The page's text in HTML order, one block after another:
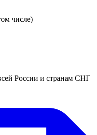
числе)
России и странам СНГ